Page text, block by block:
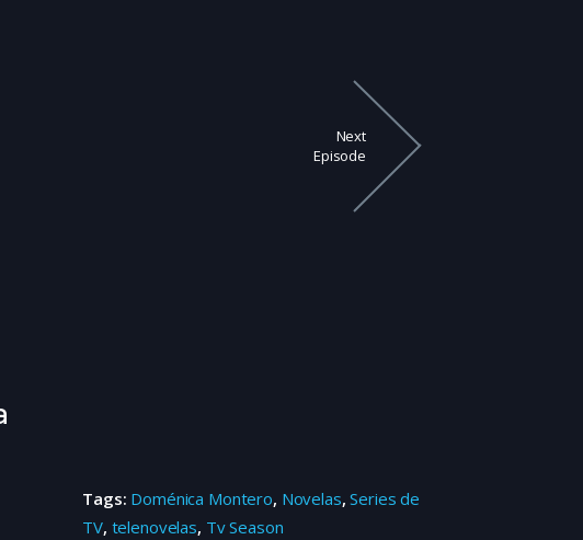
Next
Episode
Tags: Doménica Montero, Novelas,Series de
TV, telenovelas, Tv Season